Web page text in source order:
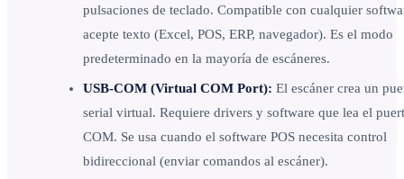
pulsaciones de teclado. Compatible con cualquier
acepte texto (Excel, POS, ERP, navegador). Es el modo
predeterminado en la mayoría de escáneres.
USB-COM (Virtual COM Port): El escáner crea un
serial virtual. Requiere drivers y software que lea el
COM. Se usa cuando el software POS necesita control
bidireccional (enviar comandos al escáner).